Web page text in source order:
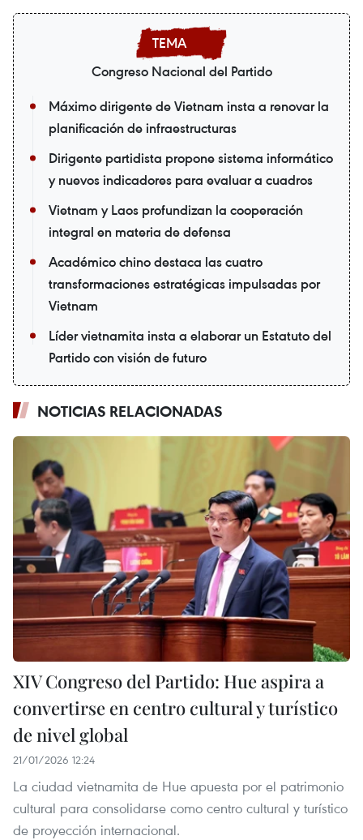
Congreso Nacional del Partido
Máximo dirigente de Vietnam insta a renovar la
planificación de infraestructuras
Dirigente partidista propone sistema informático
y nuevos indicadores para evaluar a cuadros
Vietnam y Laos profundizan la cooperación
integral en materia de defensa
Académico chino destaca las cuatro
transformaciones estratégicas impulsadas por
Vietnam
Líder vietnamita insta a elaborar un Estatuto del
Partido con visión de futuro
NOTICIAS RELACIONADAS
XIV Congreso del Partido: Hue aspira a
convertirse en centro cultural y turístico
de nivel global
21/01/2026 12:24
La ciudad vietnamita de Hue apuesta por el patrimonio
cultural para consolidarse como centro cultural y turístico
de proyección internacional.